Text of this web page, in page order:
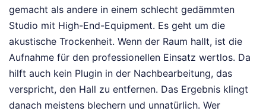
gemacht als andere in einem schlecht gedämmten
Studio mit High-End-Equipment. Es geht um die
akustische Trockenheit. Wenn der Raum hallt, ist die
Aufnahme für den professionellen Einsatz wertlos. Da
hilft auch kein Plugin in der Nachbearbeitung, das
verspricht, den Hall zu entfernen. Das Ergebnis klingt
danach meistens blechern und unnatürlich. Wer